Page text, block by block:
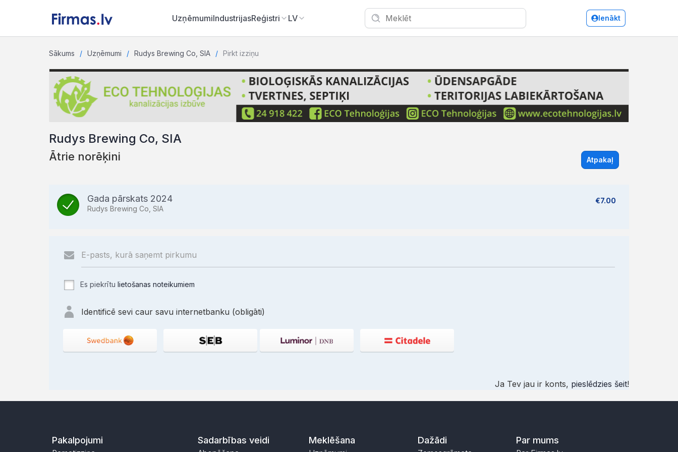
UzņēmumiIndustrijasReģistri LV Ienākt
Sākums Uzņēmumi Rudys Brewing Co, SIA Pirkt izziņu
Rudys Brewing Co, SIA
Ātrie norēķini Atpakaļ
Gada pārskats 2024
Rudys Brewing Co, SIA
€7.00
Es piekrītu lietošanas noteikumiem
Identificē sevi caur savu internetbanku (obligāti)
Ja Tev jau ir konts, pieslēdzies šeit!
Pakalpojumi Sadarbības veidi Meklēšana Dažādi Par mums